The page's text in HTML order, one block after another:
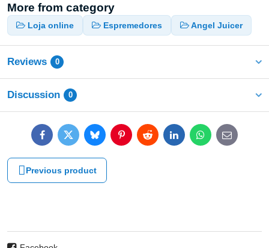
More from category
Loja online Espremedores Angel Juicer
Reviews 0
Discussion 0
FacebookTwitterBlueskyPinterestRedditLinkedInWhatsApp
E-
mail
Previous product